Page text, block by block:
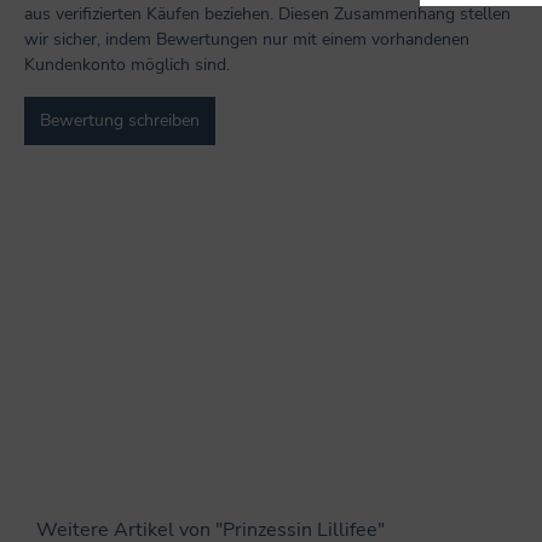
aus verifizierten Käufen beziehen. Diesen Zusammenhang stellen
wir sicher, indem Bewertungen nur mit einem vorhandenen
Kundenkonto möglich sind.
Bewertung schreiben
Weitere Artikel von "Prinzessin Lillifee"